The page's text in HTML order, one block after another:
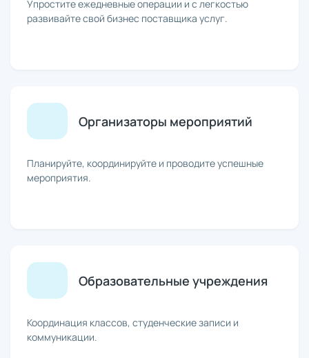
Упростите ежедневные операции и с легкостью
развивайте свой бизнес поставщика услуг.
Организаторы мероприятий
Планируйте, координируйте и проводите успешные
мероприятия.
Образовательные учреждения
Координация классов, студенческие записи и
коммуникации.